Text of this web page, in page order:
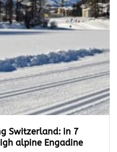
Switzerland: in 7
alpine Engadine